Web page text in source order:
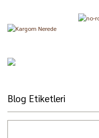
Blog Etiketleri